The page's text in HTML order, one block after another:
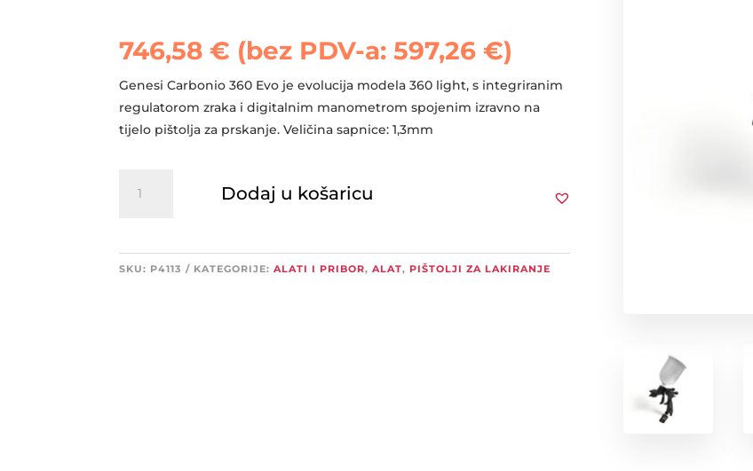
746,58€ (bez PDV-a:597,26€)
Genesi Carbonio 360 Evo je evolucija modela 360 light, s integriranim
regulatorom zraka i digitalnim manometrom spojenim izravno na
tijelo pištolja za prskanje. Veličina sapnice: 1,3mm
Genesi
Dodaj u košaricu
SKU: P4113 KATEGORIJE:ALATI I PRIBOR,ALAT, PIŠTOLJI ZA LAKIRANJE